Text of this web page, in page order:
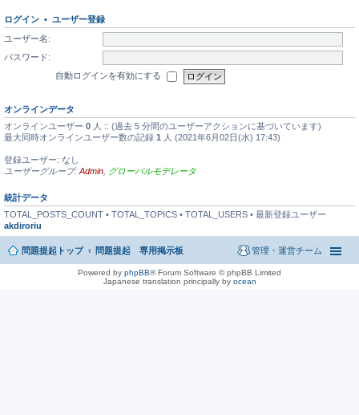
ログイン • ユーザー登録
ユーザー名:
パスワード:
自動ログインを有効にする
オンラインデータ
オンラインユーザー 0 人 :: (過去 5 分間のユーザーアクションに基づいています)
最大同時オンラインユーザー数の記録 1 人 (2021年6月02日(水) 17:43)
登録ユーザー: なし
ユーザーグループ: Admin グローバルモデレータ
統計データ
TOTAL_POSTS_COUNT • TOTAL_TOPICS • TOTAL_USERS • 最新登録ユーザー
akdiroriu
問題提起トップ 問題提起 専用掲示板 管理・運営チーム
Powered by phpBB® Forum Software © phpBB Limited
Japanese translation principally by ocean